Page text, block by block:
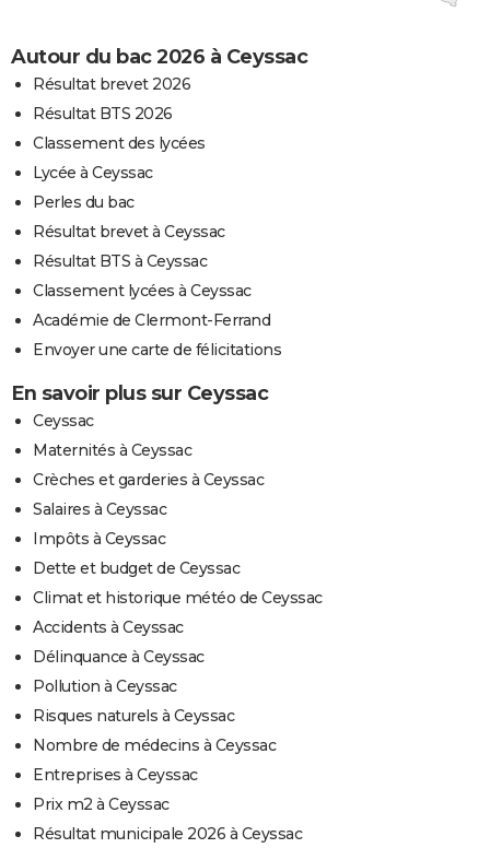
Autour du bac 2026 à Ceyssac
Résultat brevet 2026
Résultat BTS 2026
Classement des lycées
Lycée à Ceyssac
Perles du bac
Résultat brevet à Ceyssac
Résultat BTS à Ceyssac
Classement lycées à Ceyssac
Académie de Clermont-Ferrand
Envoyer une carte de félicitations
En savoir plus sur Ceyssac
Ceyssac
Maternités à Ceyssac
Crèches et garderies à Ceyssac
Salaires à Ceyssac
Impôts à Ceyssac
Dette et budget de Ceyssac
Climat et historique météo de Ceyssac
Accidents à Ceyssac
Délinquance à Ceyssac
Pollution à Ceyssac
Risques naturels à Ceyssac
Nombre de médecins à Ceyssac
Entreprises à Ceyssac
Prix m2 à Ceyssac
Résultat municipale 2026 à Ceyssac